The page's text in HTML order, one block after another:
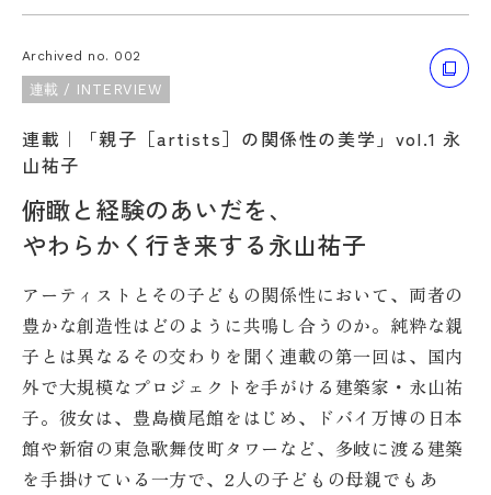
Archived no. 002
連載 / INTERVIEW
連載｜「親子［artists］の関係性の美学」vol.1 永
山祐子
俯瞰と経験のあいだを、
やわらかく行き来する永山祐子
アーティストとその子どもの関係性において、両者の
豊かな創造性はどのように共鳴し合うのか。純粋な親
子とは異なるその交わりを聞く連載の第一回は、国内
外で大規模なプロジェクトを手がける建築家・永山祐
子。彼女は、豊島横尾館をはじめ、ドバイ万博の日本
館や新宿の東急歌舞伎町タワーなど、多岐に渡る建築
を手掛けている一方で、2人の子どもの母親でもあ